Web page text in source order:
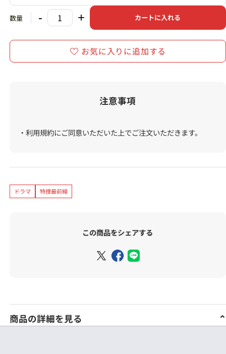
数量 - + カートに入れる
お気に入りに追加する
注意事項
・利用規約にご同意いただいた上でご注文いただきます。
ドラマ 特捜最前線
この商品をシェアする
商品の詳細を見る